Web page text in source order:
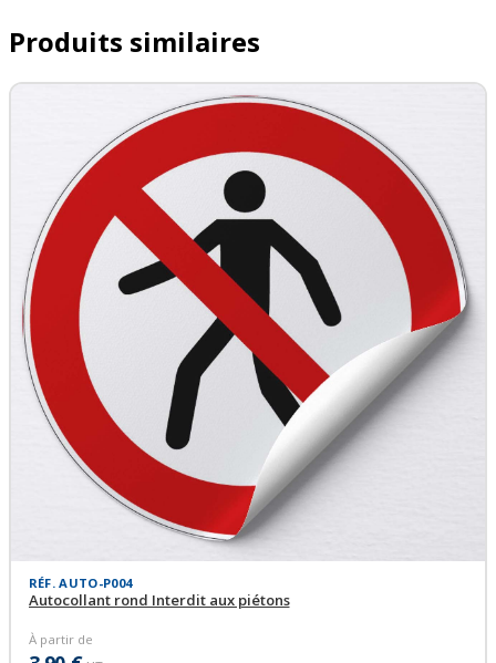
Produits similaires
RÉF. AUTO-P004
Autocollant rond Interdit aux piétons
À partir de